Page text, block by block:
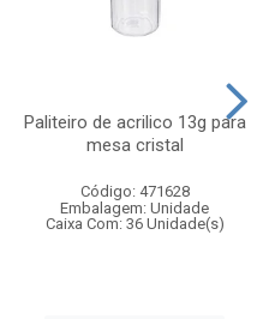
Paliteiro de acrilico 13g para
mesa cristal
Código: 471628
Embalagem: Unidade
Caixa Com: 36 Unidade(s)